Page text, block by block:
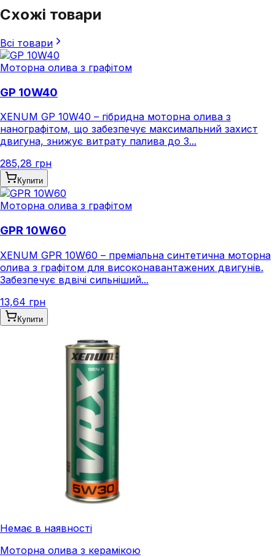
Схожі товари
Всі товари
Моторна олива з графітом
GP 10W40
XENUM GP 10W40 – гібридна моторна олива з
нанографітом, що забезпечує максимальний захист
двигуна, знижує витрату палива до 3...
285,28 грн
Купити
Моторна олива з графітом
GPR 10W60
XENUM GPR 10W60 – преміальна синтетична моторна
олива з графітом для високонавантажених двигунів.
Забезпечує вдвічі сильніший...
13,64 грн
Купити
Немає в наявності
Моторна олива з керамікою